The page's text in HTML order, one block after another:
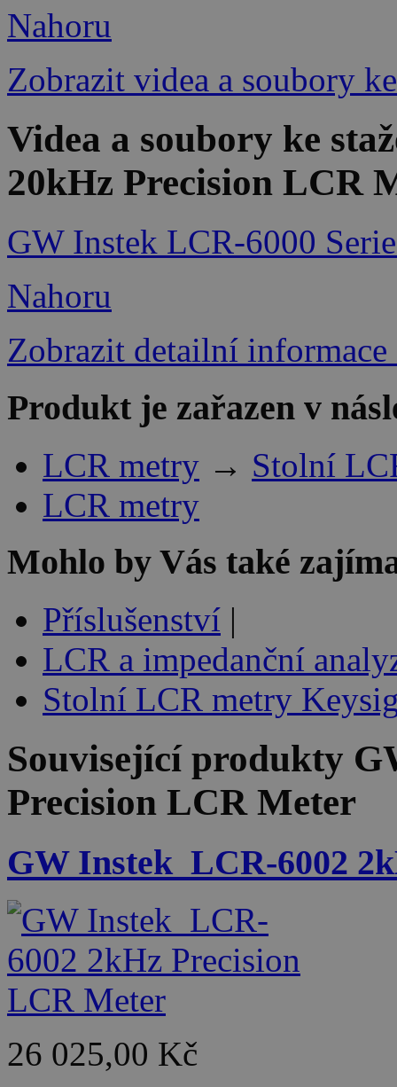
Nahoru
Zobrazit videa a soubory
Videa a soubory ke
20kHz Precision LCR
GW Instek LCR-6000
Nahoru
Zobrazit detailní informace
Produkt je zařazen v
LCR metry → Stolní
LCR metry
Mohlo by Vás také
Příslušenství |
LCR a impedanční
Stolní LCR metry
Související produkty
Precision LCR Meter
GW Instek_LCR-6002
26 025,00 Kč